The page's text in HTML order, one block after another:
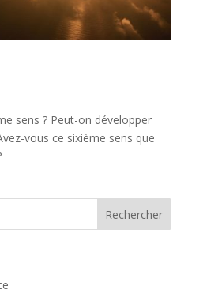
sens ? Peut-on développer
vous ce sixième sens que